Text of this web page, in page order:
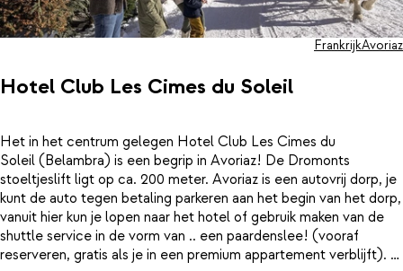
Hotel Club Les Cimes du Soleil
FrankrijkAvoriaz
Het in het centrum gelegen Hotel Club Les Cimes du
Soleil (Belambra) is een begrip in Avoriaz! De Dromonts
stoeltjeslift ligt op ca. 200 meter. Avoriaz is een autovrij dorp, je
kunt de auto tegen betaling parkeren aan het begin van het dorp,
vanuit hier kun je lopen naar het hotel of gebruik maken van de
shuttle service in de vorm van .. een paardenslee! (vooraf
reserveren, gratis als je in een premium appartement verblijft).